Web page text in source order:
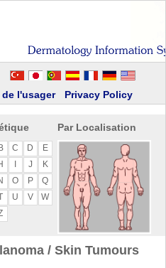
de l'usager Privacy Policy
B C D
E
J
K
O P
Q
U V
W
Par Localisation
/ Skin Tumours